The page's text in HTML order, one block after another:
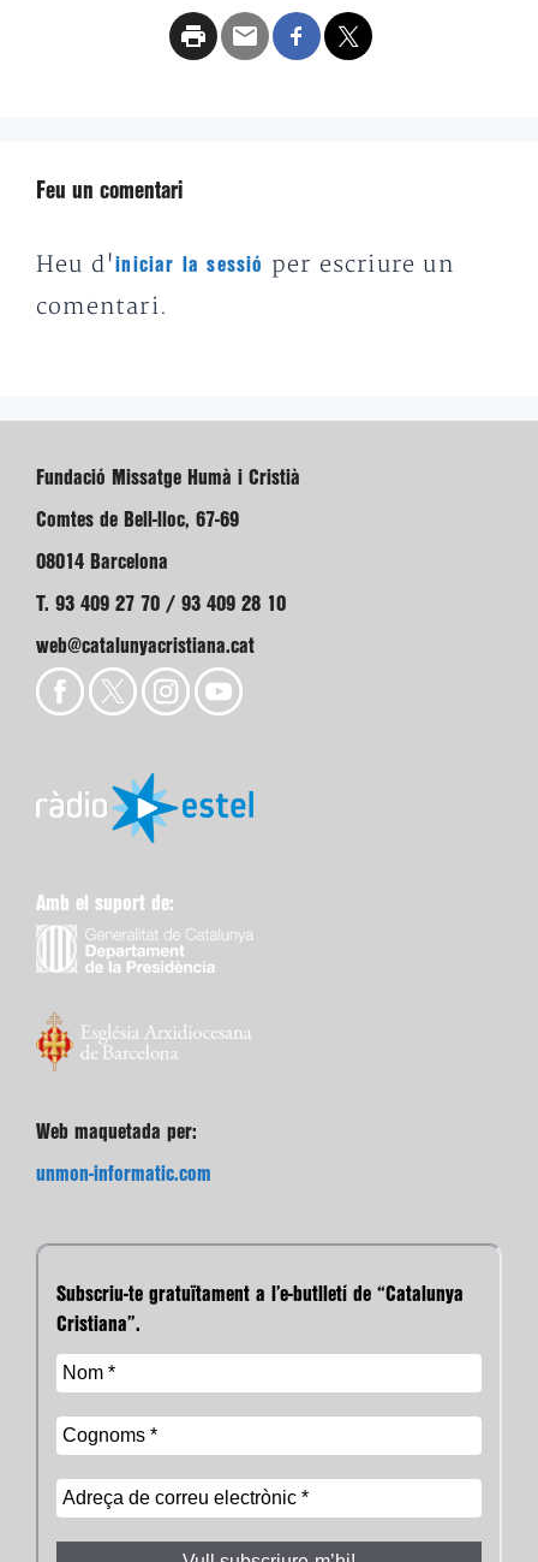
Feu un comentari
Heu d'iniciar la sessió
per escriure un
comentari.
Fundació Missatge Humà i Cristià
Comtes de Bell-lloc, 67-69
08014 Barcelona
T. 93 409 27 70 / 93 409 28 10
web@catalunyacristiana.cat
Amb el suport de:
Web maquetada per:
unmon-informatic.com
Subscriu-te gratuïtament a l’e-butlletí de “Catalunya
Cristiana”.